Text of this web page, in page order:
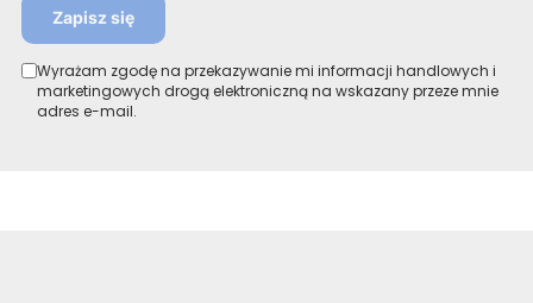
Zapisz się
Wyrażam zgodę na przekazywanie mi informacji handlowych i
marketingowych drogą elektroniczną na wskazany przeze mnie
adres e-mail.